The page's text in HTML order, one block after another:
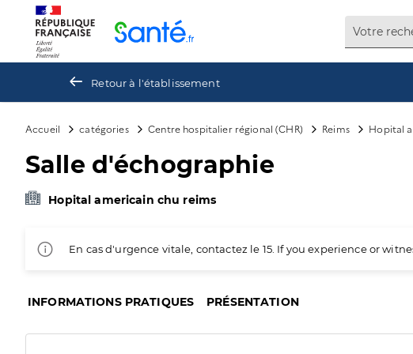
Retour à l'établissement
Accueil catégories Centre hospitalier régional (CHR) Reims Hopital
Salle d'échographie
Hopital americain chu reims
En cas d'urgence vitale, contactez le 15. If you experience or
INFORMATIONS PRATIQUES PRÉSENTATION
Panneau de gestion des cookies